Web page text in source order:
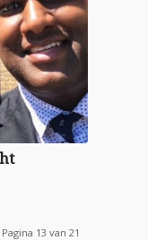
Pagina 13 van 21